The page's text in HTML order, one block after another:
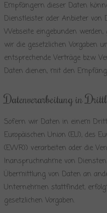
Empfängern dieser Daten
Dienstleister oder Anbieter
Webseite eingebunden werden,
wir die gesetzlichen Vorgaben
entsprechende Verträge bzw.
Daten dienen, mit den
Datenverarbeitung in
Sofern wir Daten in einem
Europäischen Union (EU), des
(EWR)) verarbeiten oder die
Inanspruchnahme von
Übermittlung von Daten an
Unternehmen stattfindet,
gesetzlichen Vorgaben.